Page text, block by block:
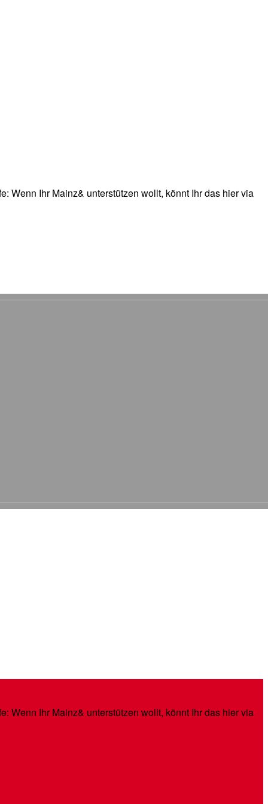
Wenn Ihr Mainz& unterstützen wollt, könnt Ihr das hier via
Wenn Ihr Mainz& unterstützen wollt, könnt Ihr das hier via